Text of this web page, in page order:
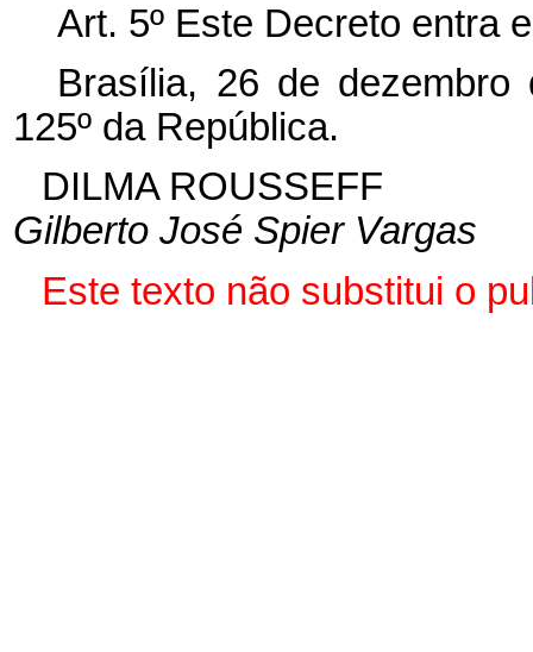
Art. 5º Este Decreto entra
Brasília, 26 de dezembro
125º da República.
DILMA ROUSSEFF
Gilberto José Spier Vargas
Este texto não substitui o